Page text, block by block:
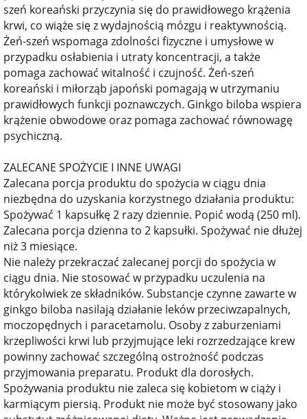
szeń koreański przyczynia się do prawidłowego krążenia
krwi, co wiąże się z wydajnością mózgu i reaktywnością.
Żeń-szeń wspomaga zdolności fizyczne i umysłowe w
przypadku osłabienia i utraty koncentracji, a także
pomaga zachować witalność i czujność. Żeń-szeń
koreański i miłorząb japoński pomagają w utrzymaniu
prawidłowych funkcji poznawczych. Ginkgo biloba wspiera
krążenie obwodowe oraz pomaga zachować równowagę
psychiczną.
ZALECANE SPOŻYCIE I INNE UWAGI
Zalecana porcja produktu do spożycia w ciągu dnia
niezbędna do uzyskania korzystnego działania produktu:
Spożywać 1 kapsułkę 2 razy dziennie. Popić wodą (250 ml).
Zalecana porcja dzienna to 2 kapsułki. Spożywać nie dłużej
niż 3 miesiące.
Nie należy przekraczać zalecanej porcji do spożycia w
ciągu dnia. Nie stosować w przypadku uczulenia na
którykolwiek ze składników. Substancje czynne zawarte w
ginkgo biloba nasilają działanie leków przeciwzapalnych,
moczopędnych i paracetamolu. Osoby z zaburzeniami
krzepliwości krwi lub przyjmujące leki rozrzedzające krew
powinny zachować szczególną ostrożność podczas
przyjmowania preparatu. Produkt dla dorosłych.
Spożywania produktu nie zaleca się kobietom w ciąży i
karmiącym piersią. Produkt nie może być stosowany jako